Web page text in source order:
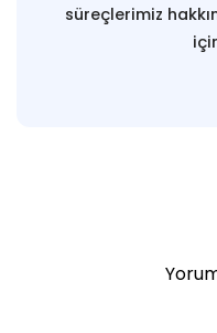
süreçlerimiz